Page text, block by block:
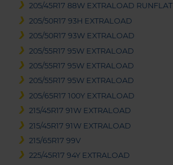
205/45R17 88W EXTRALOAD RUNFLAT
205/50R17 93H EXTRALOAD
205/50R17 93W EXTRALOAD
205/55R17 95W EXTRALOAD
205/55R17 95W EXTRALOAD
205/55R17 95W EXTRALOAD
205/65R17 100Y EXTRALOAD
215/45R17 91W EXTRALOAD
215/45R17 91W EXTRALOAD
215/65R17 99V
225/45R17 94Y EXTRALOAD